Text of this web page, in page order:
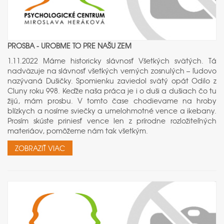
PROSBA - UROBME TO PRE NAŠU ZEM
1.11.2022 Máme historicky slávnosť Všetkých svätých. Tá
nadväzuje na slávnosť všetkých verných zosnulých – ľudovo
nazývaná Dušičky. Spomienku zaviedol svätý opát Odilo z
Cluny roku 998. Keďže naša práca je i o duši a dušiach čo tu
žijú, mám prosbu. V tomto čase chodievame na hroby
blízkych a nosíme sviečky a umelohmotné vence a ikebany.
Prosím skúste priniesť vence len z prírodne rozložiteľných
materiáov, pomôžeme nám tak všetkým.
ZOBRAZIŤ VIAC